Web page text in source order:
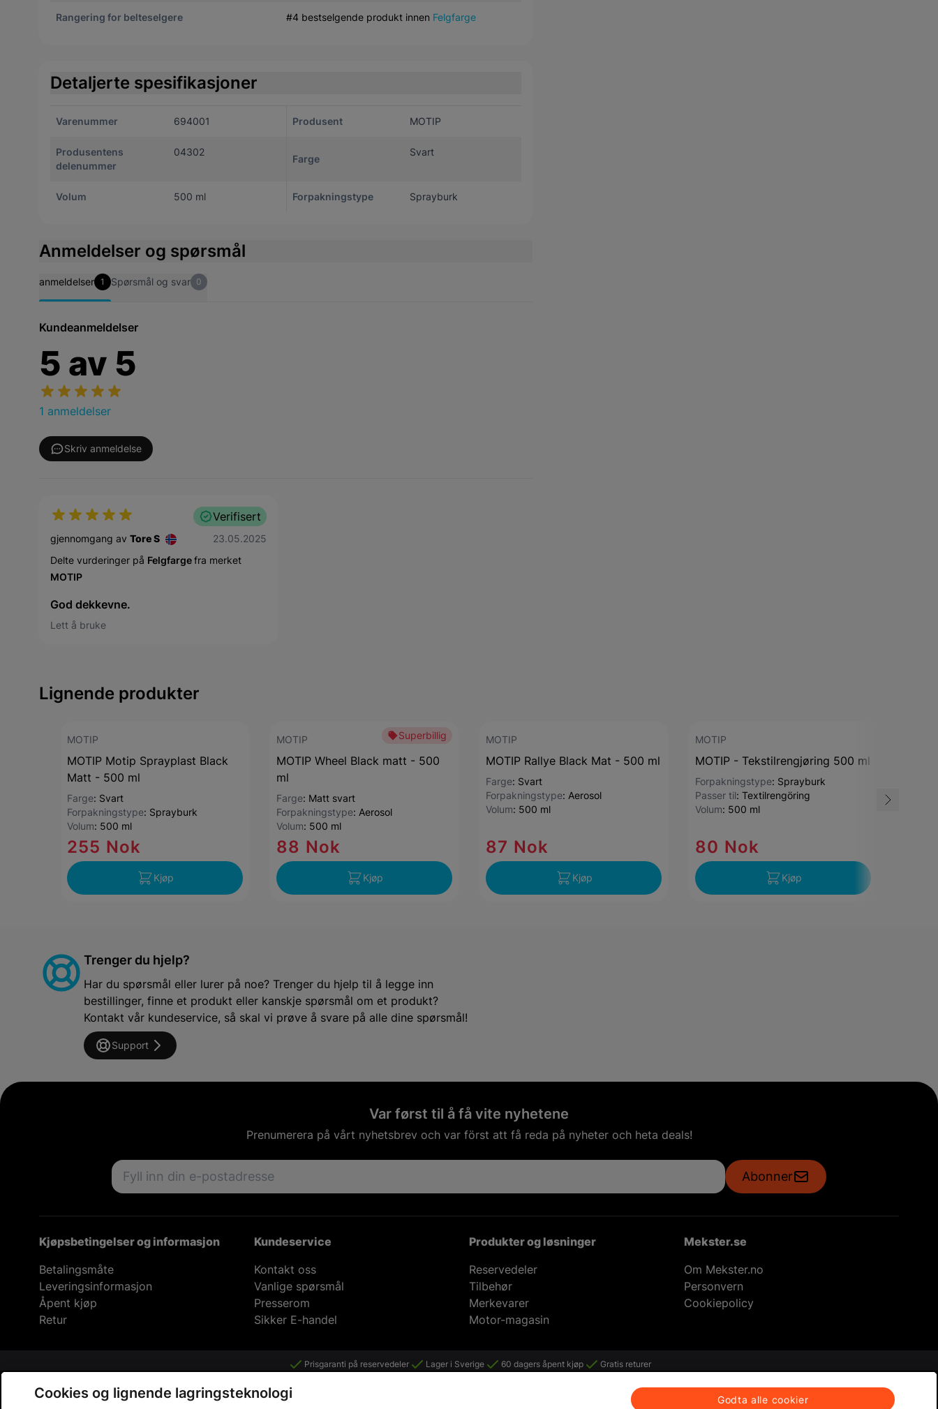
Rangering for belteselgere #4 bestselgende produkt innen Felgfarge
Detaljerte spesifikasjoner
Varenummer 694001 Produsent MOTIP
Produsentens
delenummer
04302
Farge
Svart
Volum 500 ml Forpakningstype Sprayburk
Anmeldelser og spørsmål
anmeldelser 1 Spørsmål og svar 0
Kundeanmeldelser
5 av 5
1 anmeldelser
Skriv anmeldelse
Verifisert
gjennomgang av Tore S 23. mai 2025
23.05.2025
Delte vurderinger på Felgfargefra merket
MOTIP
God dekkevne.
Lett å bruke
Lignende produkter
MOTIP
MOTIP Motip Sprayplast Black
Matt - 500 ml
Farge: Svart
Forpakningstype: Sprayburk
Volum: 500 ml
255 Nok
Kjøp
Superbillig
MOTIP
MOTIP Wheel Black matt - 500
ml
Farge: Matt svart
Forpakningstype: Aerosol
Volum: 500 ml
88 Nok
Kjøp
MOTIP
MOTIP Rallye Black Mat - 500 ml
Farge: Svart
Forpakningstype: Aerosol
Volum: 500 ml
87 Nok
Kjøp
MOTIP
MOTIP - Tekstilrengjøring 500 ml
Forpakningstype: Sprayburk
Passer til: Textilrengöring
Volum: 500 ml
80 Nok
Kjøp
Trenger du hjelp?
Har du spørsmål eller lurer på noe? Trenger du hjelp til å legge inn
bestillinger, finne et produkt eller kanskje spørsmål om et produkt?
Kontakt vår kundeservice, så skal vi prøve å svare på alle dine spørsmål!
Support
Var først til å få vite nyhetene
Prenumerera på vårt nyhetsbrev och var först att få reda på nyheter och heta deals!
Email address
Abonner
Kjøpsbetingelser og informasjon
Betalingsmåte
Leveringsinformasjon
Åpent kjøp
Retur
Kundeservice
Kontakt oss
Vanlige spørsmål
Presserom
Sikker E-handel
Produkter og løsninger
Reservedeler
Tilbehør
Merkevarer
Motor-magasin
Mekster.se
Om Mekster.no
Personvern
Cookiepolicy
Prisgaranti på reservedeler Lager i Sverige 60 dagers åpent kjøp Gratis returer
Cookies og lignende lagringsteknologi Godta alle cookier